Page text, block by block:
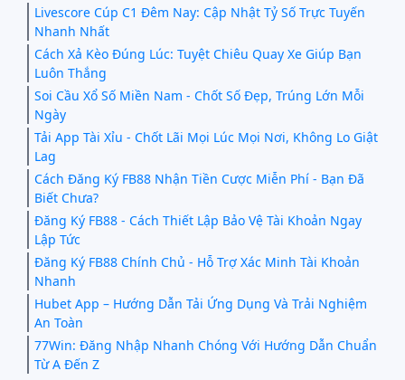
Livescore Cúp C1 Đêm Nay: Cập Nhật Tỷ Số Trực Tuyến
Nhanh Nhất
Cách Xả Kèo Đúng Lúc: Tuyệt Chiêu Quay Xe Giúp Bạn
Luôn Thắng
Soi Cầu Xổ Số Miền Nam - Chốt Số Đẹp, Trúng Lớn Mỗi
Ngày
Tải App Tài Xỉu - Chốt Lãi Mọi Lúc Mọi Nơi, Không Lo Giật
Lag
Cách Đăng Ký FB88 Nhận Tiền Cược Miễn Phí - Bạn Đã
Biết Chưa?
Đăng Ký FB88 - Cách Thiết Lập Bảo Vệ Tài Khoản Ngay
Lập Tức
Đăng Ký FB88 Chính Chủ - Hỗ Trợ Xác Minh Tài Khoản
Nhanh
Hubet App – Hướng Dẫn Tải Ứng Dụng Và Trải Nghiệm
An Toàn
77Win: Đăng Nhập Nhanh Chóng Với Hướng Dẫn Chuẩn
Từ A Đến Z